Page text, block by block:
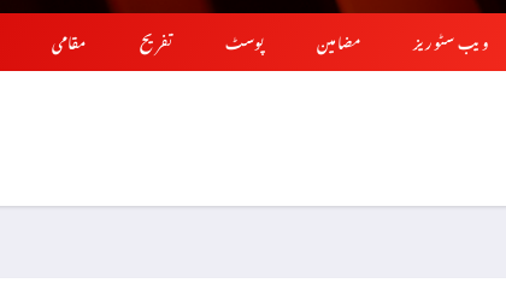
مقامی تفریح پوسٹ مضامین ویب سٹوریز